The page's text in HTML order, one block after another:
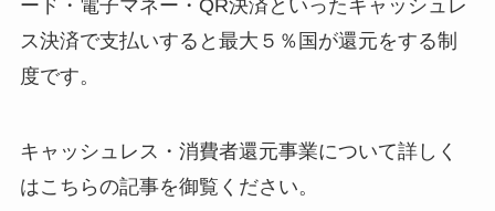
ード・電子マネー・QR決済といったキャッシュレ
ス決済で支払いすると最大５％国が還元をする制
度です。
キャッシュレス・消費者還元事業について詳しく
はこちらの記事を御覧ください。